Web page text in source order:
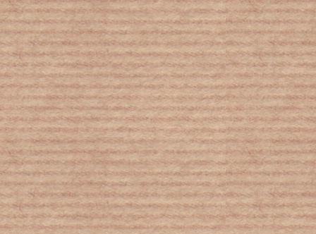
Το «τικ-τακ» της περιβαλλοντικής
ωρολογιακής βόμβας - Ο χρόνος που
απομένει είναι ελάχιστος, όπως και οι
ευκαιρίες που έχουμε για να
ανατρέψουμε την κατάσταση